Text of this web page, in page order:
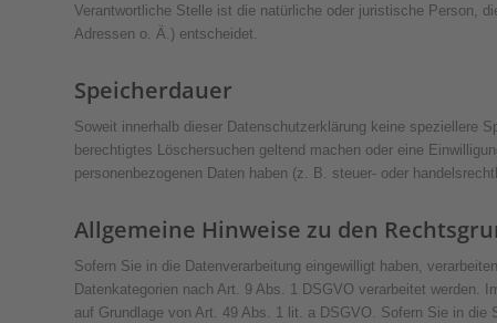
Verantwortliche Stelle ist die natürliche oder juristische Person,
Adressen o. Ä.) entscheidet.
Speicherdauer
Soweit innerhalb dieser Datenschutzerklärung keine speziellere
berechtigtes Löschersuchen geltend machen oder eine
personenbezogenen Daten haben (z. B. steuer- oder
Allgemeine Hinweise zu den
Sofern Sie in die Datenverarbeitung eingewilligt haben,
Datenkategorien nach Art. 9 Abs. 1 DSGVO verarbeitet werden.
auf Grundlage von Art. 49 Abs. 1 lit. a DSGVO. Sofern Sie in